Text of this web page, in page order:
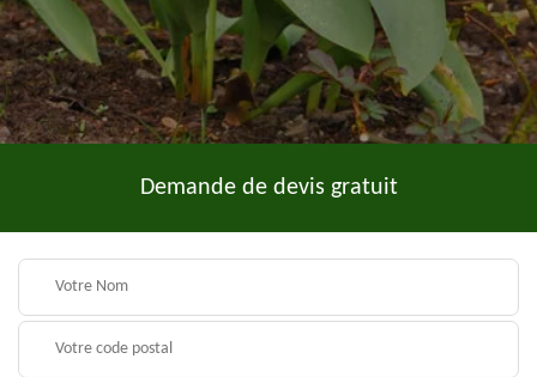
Demande de devis gratuit